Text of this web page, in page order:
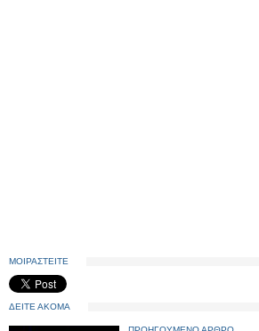
ΜΟΙΡΑΣΤΕΙΤΕ
ΔΕΙΤΕ ΑΚΟΜΑ